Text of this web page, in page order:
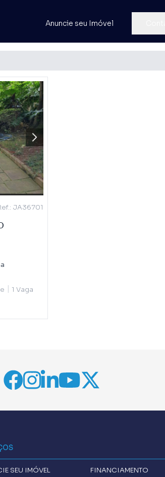
Anuncie seu Imóvel
JA36701
| 1 Vaga
SEU IMÓVEL
FINANCIAMENTO